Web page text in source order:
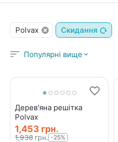
Polvax Скидання
Популярні вище
Дерев'яна решітка
Polvax
1,453 грн.
1,938 грн. -25%